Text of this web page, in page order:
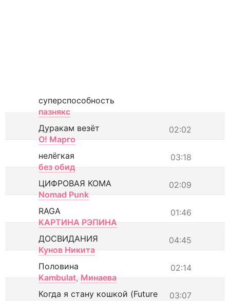
суперспособность
пазнякс
02:02
Дуракам везёт
О! Марго
03:18
нелёгкая
без обид
02:09
ЦИФРОВАЯ КОМА
Nomad Punk
01:46
RAGA
КАРТИНА РЭПИНА
04:45
ДОСВИДАНИЯ
Кунов Никита
02:14
Половина
Kambulat, Минаева
03:07
Когда я стану кошкой (Future